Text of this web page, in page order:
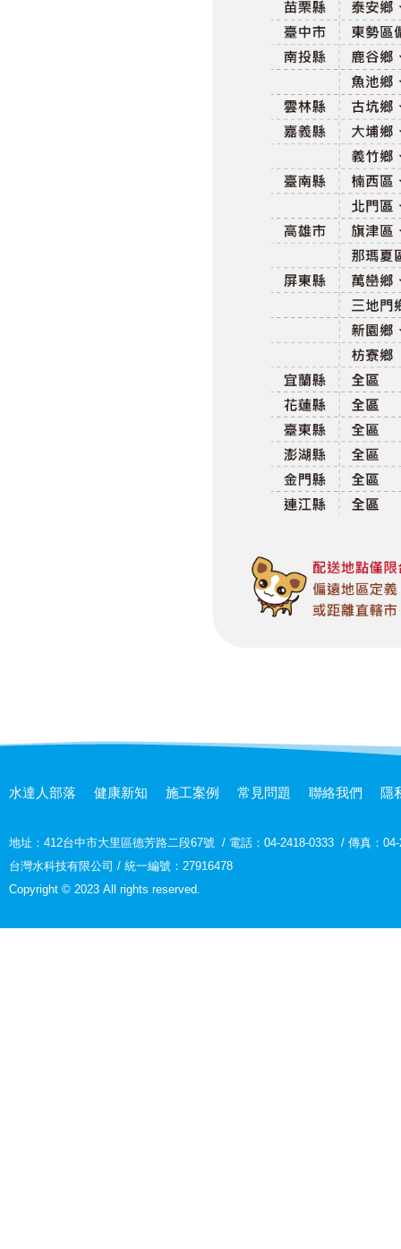
水達人部落 健康新知 施工案例 常見問題 聯絡我們 隱
地址： 412台中市大里區德芳路二段67號 / 電話：04-2418-0333 / 傳真：
台灣水科技有限公司 / 統一編號：27916478
Copyright © 2023 All rights reserved.